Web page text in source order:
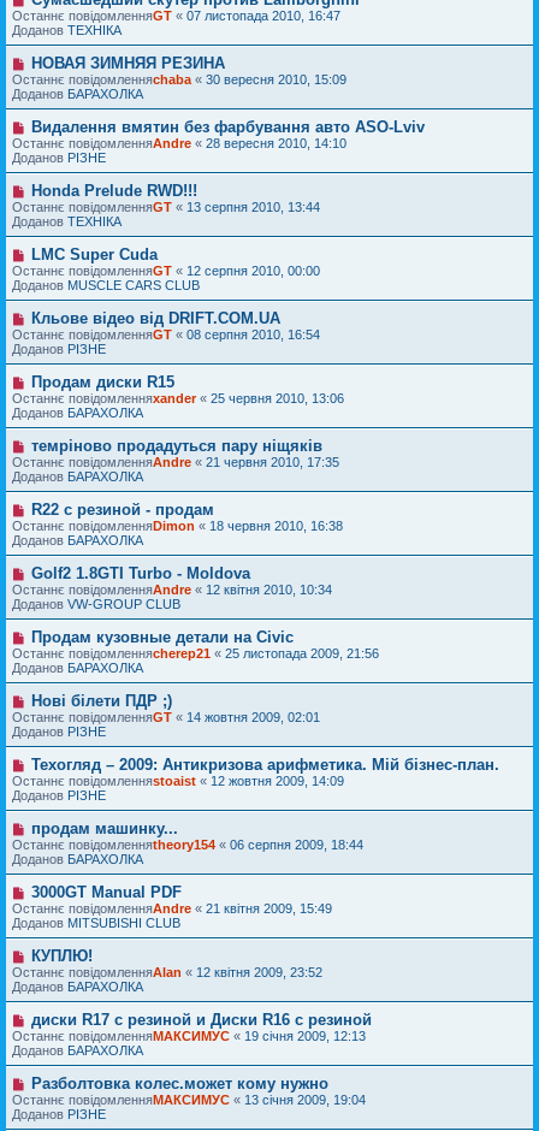
я
м
л
е
н
н
я
о
в
і
д
м
л
е
н
н
я
о
в
е
п
о
в
і
д
м
л
е
н
н
я
Останнє повідомленняGT « 07 листопада 2010, 16:47
Доданов ТЕХНІКА
Н
о
в
е
п
о
в
і
д
м
л
е
н
н
я
НОВАЯ ЗИМНЯЯ РЕЗИНА
Останнє повідомленняchaba « 30 вересня 2010, 15:09
Доданов БАРАХОЛКА
Н
о
в
е
п
о
в
і
д
м
л
е
н
н
я
Видалення вмятин без фарбування авто ASO-Lviv
Останнє повідомленняAndre « 28 вересня 2010, 14:10
Доданов РІЗНЕ
Н
о
в
е
п
о
в
і
д
м
л
е
н
н
я
Honda Prelude RWD!!!
Останнє повідомленняGT « 13 серпня 2010, 13:44
Доданов ТЕХНІКА
о
в
е
п
о
в
і
д
м
л
е
н
я
LMC Super Cuda
Останнє повідомленняGT « 12 серпня 2010, 00:00
Доданов MUSCLE CARS CLUB
Н
о
в
е
п
о
в
і
д
о
м
л
е
н
н
я
Кльове відео від DRIFT.COM.UA
Останнє повідомленняGT « 08 серпня 2010, 16:54
Доданов РІЗНЕ
Н
о
в
е
в
і
д
м
л
е
н
я
Продам диски R15
Останнє повідомленняxander« 25 червня 2010, 13:06
Доданов БАРАХОЛКА
Н
о
в
е
п
о
в
і
д
о
м
л
е
н
н
я
темріново продадуться пару ніщяків
Останнє повідомленняAndre « 21 червня 2010, 17:35
Доданов БАРАХОЛКА
Н
о
в
е
п
о
в
і
д
м
л
е
н
н
я
R22 с резиной - продам
Останнє повідомленняDimon « 18 червня 2010, 16:38
Доданов БАРАХОЛКА
Н
о
в
е
п
о
в
і
д
м
л
е
н
я
Golf2 1.8GTI Turbo - Moldova
Останнє повідомленняAndre « 12 квітня 2010, 10:34
Доданов VW-GROUP CLUB
Н
о
в
е
п
о
в
і
д
м
л
е
н
н
я
Продам кузовные детали на Civic
Останнє повідомленняcherep21 « 25 листопада 2009, 21:56
Доданов БАРАХОЛКА
Н
о
в
е
п
в
і
д
о
м
л
е
н
н
я
Нові білети ПДР ;)
Останнє повідомленняGT « 14 жовтня 2009, 02:01
Доданов РІЗНЕ
Н
о
в
е
о
в
і
д
о
м
л
е
н
н
я
Техогляд – 2009: Антикризова арифметика. Мій бізнес-план.
Останнє повідомленняstoaist « 12 жовтня 2009, 14:09
Доданов РІЗНЕ
Н
о
в
е
п
о
в
і
д
м
л
е
н
я
продам машинку...
Останнє повідомленняtheory154 « 06 серпня 2009, 18:44
Доданов БАРАХОЛКА
Н
о
в
е
п
о
в
і
д
о
м
л
е
н
н
я
3000GT Manual PDF
Останнє повідомленняAndre « 21 квітня 2009, 15:49
Доданов MITSUBISHI CLUB
Н
о
в
е
о
в
і
д
м
л
е
КУПЛЮ!
Останнє повідомленняAlan « 12 квітня 2009, 23:52
Доданов БАРАХОЛКА
Н
о
в
е
п
о
в
і
диски R17 с резиной и Диски R16 с резиной
Останнє повідомленняМАКСИМУС « 19 січня 2009, 12:13
Доданов БАРАХОЛКА
Н
о
в
е
Разболтовка колес.может кому нужно
Останнє повідомленняМАКСИМУС « 13 січня 2009, 19:04
Доданов РІЗНЕ